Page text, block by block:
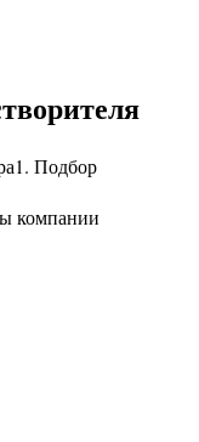
1. Подбор
компании